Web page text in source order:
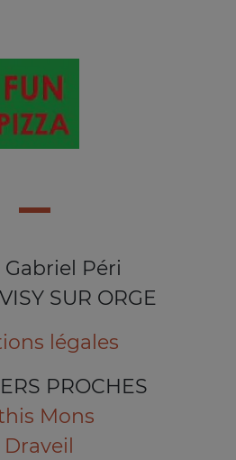
Gabriel Péri
SUR ORGE
légales
PROCHES
Mons
Draveil